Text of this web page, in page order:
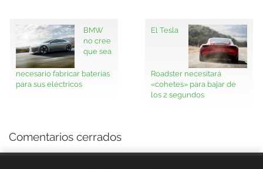
BMW
no cree
que sea
necesario fabricar baterías
para sus eléctricos
El Tesla
Roadster necesitará
«cohetes» para bajar de
los 2 segundos
Comentarios cerrados